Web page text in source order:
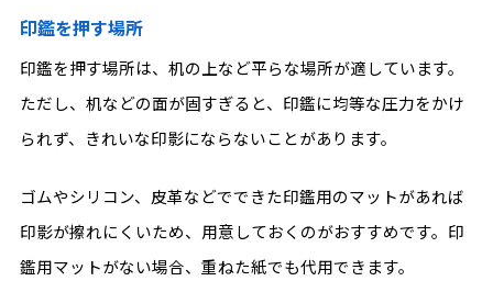
印鑑を押す場所
印鑑を押す場所は、机の上など平らな場所が適しています。
ただし、机などの面が固すぎると、印鑑に均等な圧力をかけ
られず、きれいな印影にならないことがあります。
ゴムやシリコン、皮革などでできた印鑑用のマットがあれば
印影が擦れにくいため、用意しておくのがおすすめです。印
鑑用マットがない場合、重ねた紙でも代用できます。